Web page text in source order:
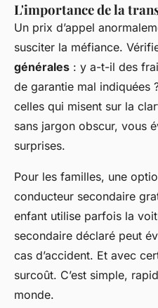
L'importance de la
Un prix d’appel
susciter la méfiance.
générales : y a-t-il des
de garantie mal indiquées
celles qui misent sur la
sans jargon obscur, vous
surprises.
Pour les familles, une
conducteur secondaire
enfant utilise parfois la
secondaire déclaré peut
cas d’accident. Et avec
surcoût. C’est simple,
monde.